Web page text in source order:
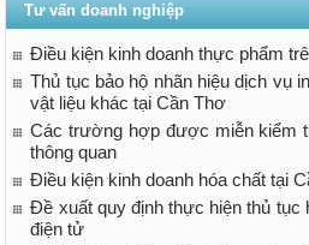
Tư vấn doanh nghiệp
Điều kiện kinh doanh thực phẩm
Thủ tục bảo hộ nhãn hiệu dịch vụ
vật liệu khác tại Cần Thơ
Các trường hợp được miễn kiểm
thông quan
Điều kiện kinh doanh hóa chất tại
Đề xuất quy định thực hiện thủ tục
điện tử